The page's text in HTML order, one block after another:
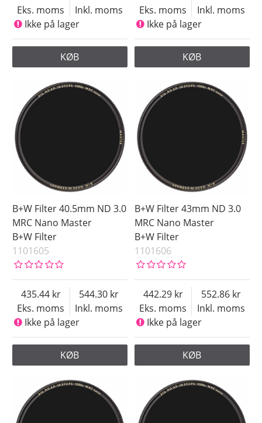
Eks. moms
Inkl. moms
Ikke på lager
KØB
Eks. moms
Inkl. moms
Ikke på lager
KØB
B+W Filter 40.5mm ND 3.0
MRC Nano Master
B+W Filter
1101605
Eks. moms
435.44
Inkl. moms
544.30
Ikke på lager
KØB
B+W Filter 43mm ND 3.0
MRC Nano Master
B+W Filter
1101606
Eks. moms
442.29
Inkl. moms
552.86
Ikke på lager
KØB